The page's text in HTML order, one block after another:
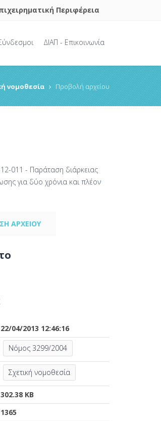
Περιφέρεια
ΔΙΑΠ - Επικοινωνία
νομοθεσία Προβολή αρχείου
011 - Παράταση διάρκειας
για δύο χρόνια και πλέον
ΑΡΧΕΙΟΥ
22/04/2013 12:46:16
Νόμος 3299/2004
Σχετική νομοθεσία
302.38 KB
1365